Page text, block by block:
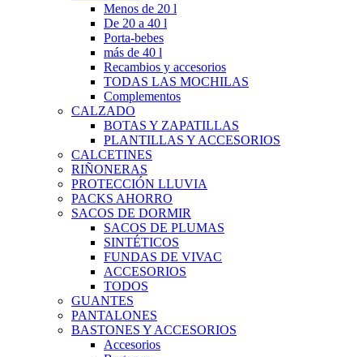
Menos de 20 l
De 20 a 40 l
Porta-bebes
más de 40 l
Recambios y accesorios
TODAS LAS MOCHILAS
Complementos
CALZADO
BOTAS Y ZAPATILLAS
PLANTILLAS Y ACCESORIOS
CALCETINES
RIÑONERAS
PROTECCIÓN LLUVIA
PACKS AHORRO
SACOS DE DORMIR
SACOS DE PLUMAS
SINTÉTICOS
FUNDAS DE VIVAC
ACCESORIOS
TODOS
GUANTES
PANTALONES
BASTONES Y ACCESORIOS
Accesorios